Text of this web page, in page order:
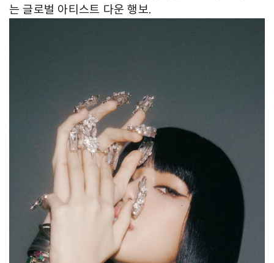
는 글로벌 아티스트 다운 행보.